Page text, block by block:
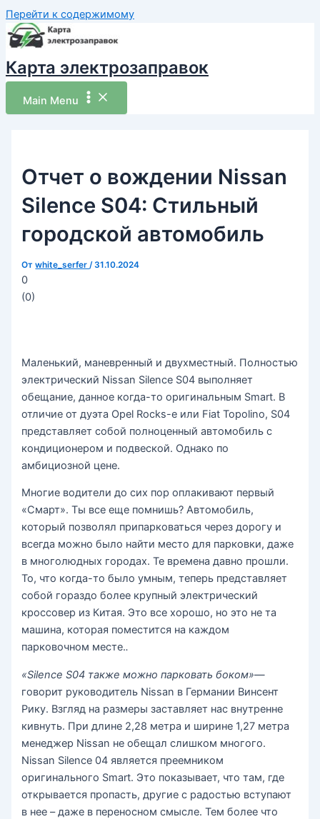
Перейти к содержимому
Карта электрозаправок
Main Menu
Отчет о вождении Nissan
Silence S04: Стильный
городской автомобиль
Отwhite_serfer/31.10.2024
0
(0)
Маленький, маневренный и двухместный. Полностью
электрический Nissan Silence S04 выполняет
обещание, данное когда-то оригинальным Smart. В
отличие от дуэта Opel Rocks-e или Fiat Topolino, S04
представляет собой полноценный автомобиль с
кондиционером и подвеской. Однако по
амбициозной цене.
Многие водители до сих пор оплакивают первый
«Смарт». Ты все еще помнишь? Автомобиль,
который позволял припарковаться через дорогу и
всегда можно было найти место для парковки, даже
в многолюдных городах. Те времена давно прошли.
То, что когда-то было умным, теперь представляет
собой гораздо более крупный электрический
кроссовер из Китая. Это все хорошо, но это не та
машина, которая поместится на каждом
парковочном месте..
«Silence S04 также можно парковать боком»—
говорит руководитель Nissan в Германии Винсент
Рику. Взгляд на размеры заставляет нас внутренне
кивнуть. При длине 2,28 метра и ширине 1,27 метра
менеджер Nissan не обещал слишком многого.
Nissan Silence 04 является преемником
оригинального Smart. Это показывает, что там, где
открывается пропасть, другие с радостью вступают
в нее – даже в переносном смысле. Тем более что